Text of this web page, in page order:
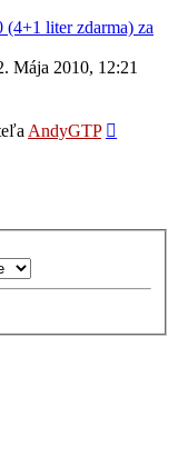
liter zdarma) za
Mája 2010, 12:21
AndyGTP